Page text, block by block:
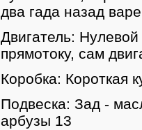
два гада назад
Двигатель:
прямотоку, сам
Коробка: Короткая
Подвеска: Зад -
арбузы 13